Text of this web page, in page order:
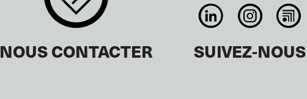
NOUS CONTACTER SUIVEZ-NOUS